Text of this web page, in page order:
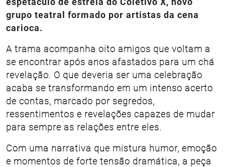
grupo teatral formado por artistas da cena
carioca.
A trama acompanha oito amigos que voltam a
se encontrar após anos afastados para um chá
revelação. O que deveria ser uma celebração
acaba se transformando em um intenso acerto
de contas, marcado por segredos,
ressentimentos e revelações capazes de mudar
para sempre as relações entre eles.
Com uma narrativa que mistura humor, emoção
e momentos de forte tensão dramática, a peça